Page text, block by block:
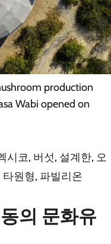
production
Wabi opened on
시코, 버섯, 설계한, 오
타원형, 파빌리온
의 문화유